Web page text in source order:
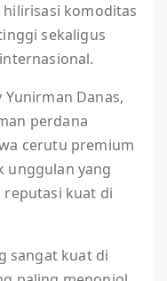
komoditas
sekaligus
Yunirman Danas,
perdana
cerutu premium
unggulan yang
kuat di
sangat kuat di